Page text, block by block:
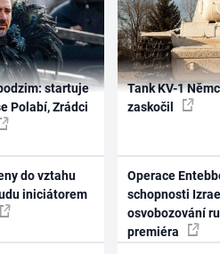
startuje
Polabí, Zrádci
do vztahu
iniciátorem
Tank KV-1
zaskočil
Operace
schopnosti
osvobozování
premiéra